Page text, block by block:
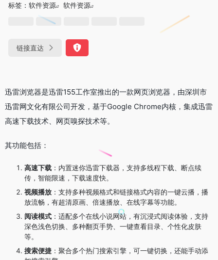
标签： 软件资源 软件资源
链接直达
迅雷浏览器是迅雷155工作室推出的一款网页浏览器，由深圳市
迅雷网文化有限公司开发，基于Google Chrome内核，集成迅雷
高速下载技术、网页嗅探技术等。
其功能包括：
高速下载 ：内置迷你迅雷下载器，支持多线程下载、断点续
传，智能限速，下载速度快。
视频播放 ：支持多种视频格式和链接格式内容的一键云播，播
放流畅，有超清原画、倍速播放、在线字幕等功能。
阅读模式 ：适配多个在线小说网站，有沉浸式阅读体验，支持
深色浅色切换、多种翻页手势、一键查看目录、个性化皮肤
等。
搜索便捷 ：聚合多个热门搜索引擎，可一键切换，还能手动添